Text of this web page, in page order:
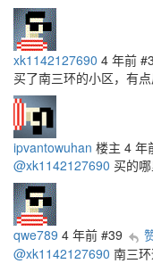
xk1142127690 4 年前
买了南三环的小区，有
ipvantowuhan 楼主 4 年
@xk1142127690 买的
qwe789 4 年前 #39
@xk1142127690 南三